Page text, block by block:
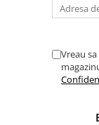
Vreau